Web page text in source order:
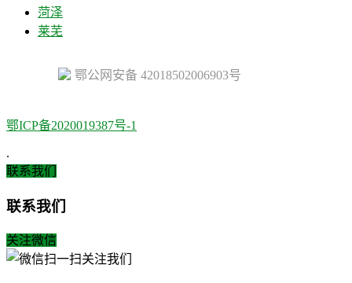
菏泽
莱芜
鄂公网安备 42018502006903号
鄂ICP备2020019387号-1
.
联系我们
联系我们
关注微信